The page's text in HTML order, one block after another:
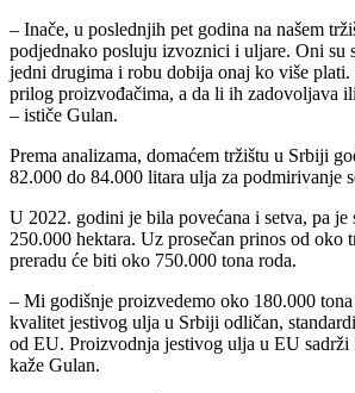
– Inače, u poslednjih pet godina na našem
podjednako posluju izvoznici i uljare. Oni su
jedni drugima i robu dobija onaj ko više
prilog proizvođačima, a da li ih zadovoljava
– ističe Gulan.
Prema analizama, domaćem tržištu u Srbiji
82.000 do 84.000 litara ulja za podmirivanje
U 2022. godini je bila povećana i setva, pa je
250.000 hektara. Uz prosečan prinos od oko
preradu će biti oko 750.000 tona roda.
– Mi godišnje proizvedemo oko 180.000
kvalitet jestivog ulja u Srbiji odličan,
od EU. Proizvodnja jestivog ulja u EU sadrži
kaže Gulan.